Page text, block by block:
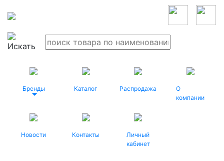
Бренды Каталог Распродажа
О
компании
Новости Контакты
Личный
кабинет